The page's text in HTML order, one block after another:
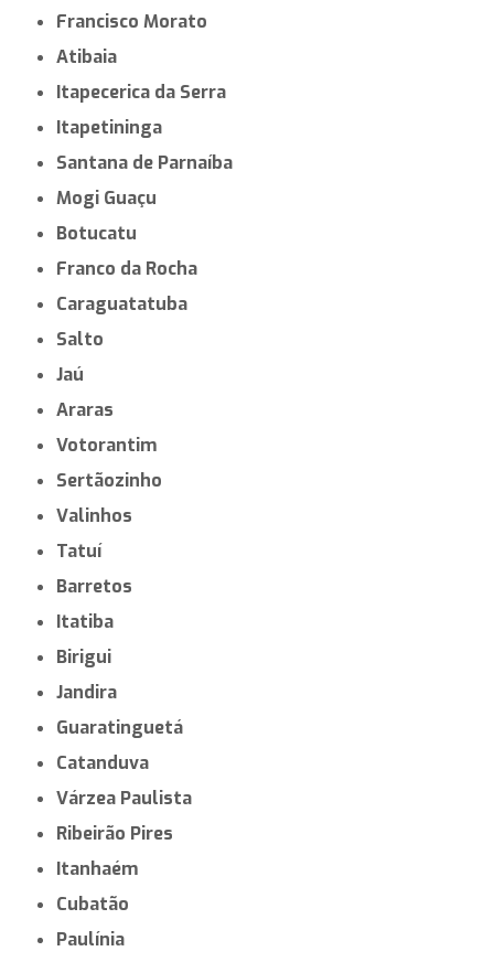
Marília
Americana
Hortolândia
Itapevi
Presidente Prudente
Rio Claro
Araçatuba
Santa Bárbara d'Oeste
Ferraz de Vasconcelos
Bragança Paulista
Itu
São Caetano do Sul
Pindamonhangaba
Francisco Morato
Atibaia
Itapecerica da Serra
Itapetininga
Santana de Parnaíba
Mogi Guaçu
Botucatu
Franco da Rocha
Caraguatatuba
Salto
Jaú
Araras
Votorantim
Sertãozinho